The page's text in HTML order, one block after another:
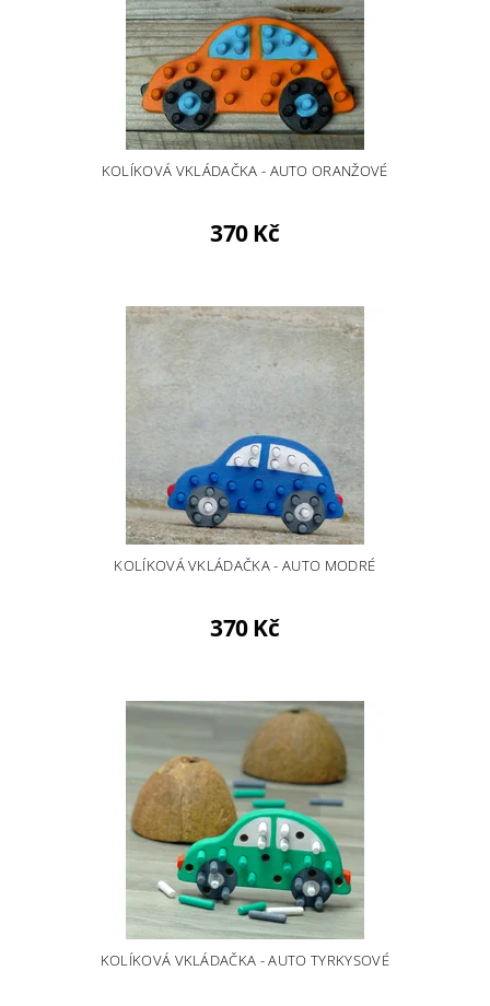
KOLÍKOVÁ VKLÁDAČKA - AUTO ORANŽOVÉ
370 Kč
KOLÍKOVÁ VKLÁDAČKA - AUTO MODRÉ
370 Kč
KOLÍKOVÁ VKLÁDAČKA - AUTO TYRKYSOVÉ